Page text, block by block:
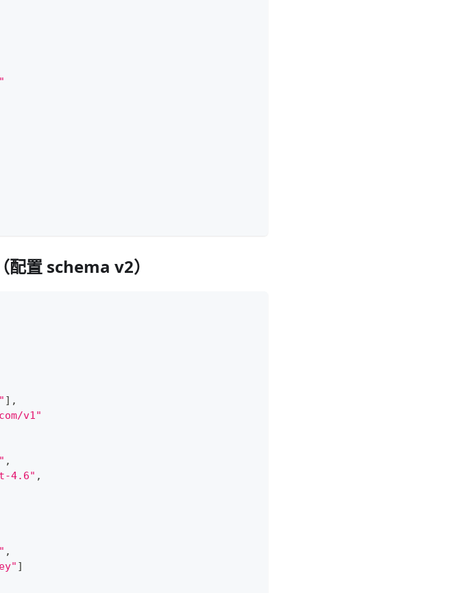
配置 schema v2）
] ,
v1"
,
4.6" ,
,
]